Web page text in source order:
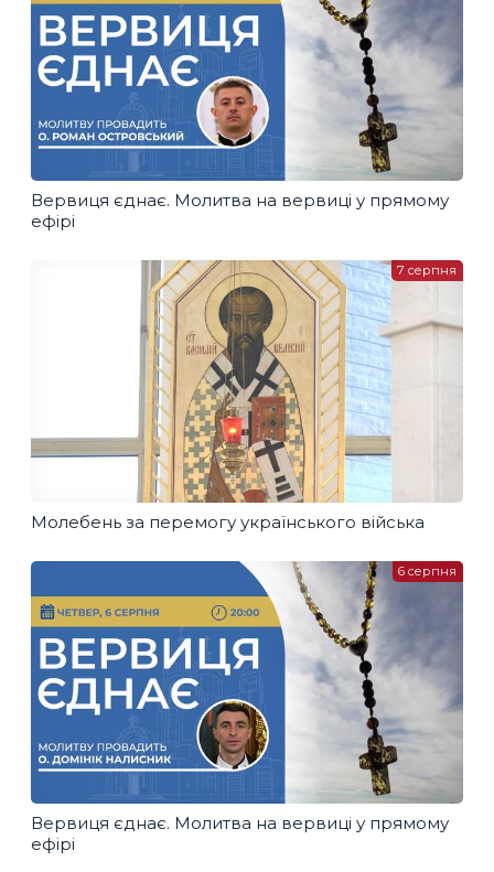
Вервиця єднає. Молитва на вервиці у прямому
ефірі
Молебень за перемогу українського війська
7 серпня
Вервиця єднає. Молитва на вервиці у прямому
ефірі
6 серпня